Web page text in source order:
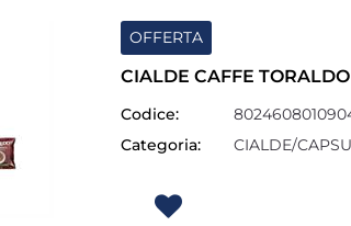
OFFERTA
CIALDE CAFFE
Codice:
Categoria:
CIALDE/